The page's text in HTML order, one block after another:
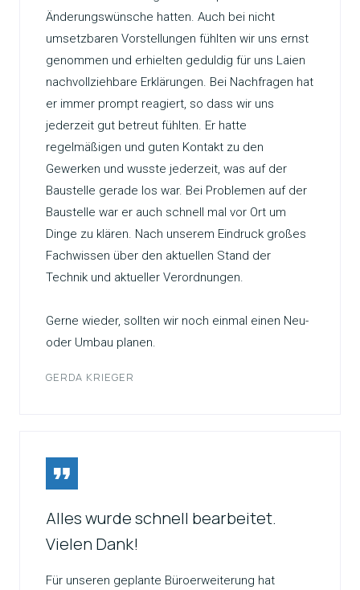
Änderungswünsche hatten. Auch bei nicht
umsetzbaren Vorstellungen fühlten wir uns ernst
genommen und erhielten geduldig für uns Laien
nachvollziehbare Erklärungen. Bei Nachfragen hat
er immer prompt reagiert, so dass wir uns
jederzeit gut betreut fühlten. Er hatte
regelmäßigen und guten Kontakt zu den
Gewerken und wusste jederzeit, was auf der
Baustelle gerade los war. Bei Problemen auf der
Baustelle war er auch schnell mal vor Ort um
Dinge zu klären. Nach unserem Eindruck großes
Fachwissen über den aktuellen Stand der
Technik und aktueller Verordnungen.
Gerne wieder, sollten wir noch einmal einen Neu-
oder Umbau planen.
GERDA KRIEGER
Alles wurde schnell bearbeitet.
Vielen Dank!
Für unseren geplante Büroerweiterung hat